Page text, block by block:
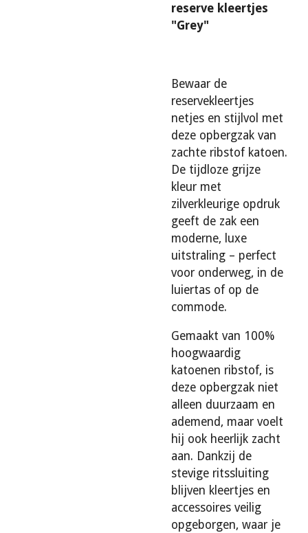
reserve kleertjes
"Grey"
Bewaar de
reservekleertjes
netjes en stijlvol met
deze opbergzak van
zachte ribstof katoen.
De tijdloze grijze
kleur met
zilverkleurige opdruk
geeft de zak een
moderne, luxe
uitstraling – perfect
voor onderweg, in de
luiertas of op de
commode.
Gemaakt van 100%
hoogwaardig
katoenen ribstof, is
deze opbergzak niet
alleen duurzaam en
ademend, maar voelt
hij ook heerlijk zacht
aan. Dankzij de
stevige ritssluiting
blijven kleertjes en
accessoires veilig
opgeborgen, waar je